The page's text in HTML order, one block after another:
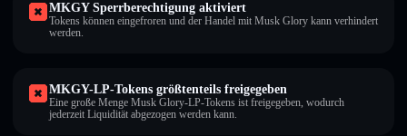
MKGY Sperrberechtigung aktiviert
Tokens können eingefroren und der Handel mit Musk Glory kann verhindert
werden.
MKGY-LP-Tokens größtenteils freigegeben
Eine große Menge Musk Glory-LP-Tokens ist freigegeben, wodurch
jederzeit Liquidität abgezogen werden kann.